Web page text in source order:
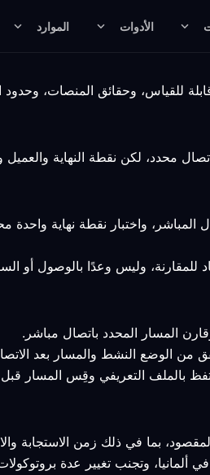
الأدوات الموارد
واختبار نقطة نهاية
للمقارنة، وليس وعدًا بالوصول أو
بما في ذلك زمن الاستجابة
ألمانيا، وتجنب تغيير عدة